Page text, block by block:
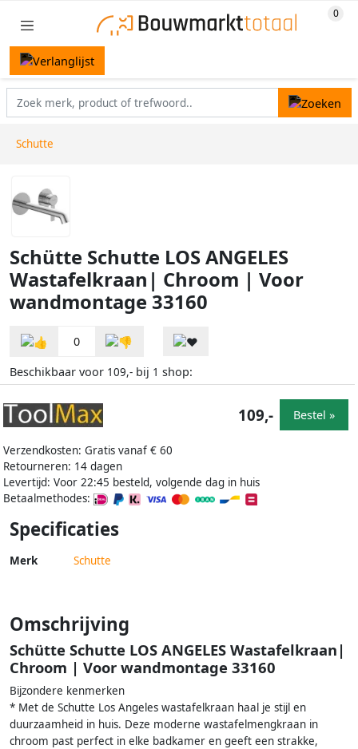
Schutte
Schütte Schutte LOS ANGELES
Wastafelkraan| Chroom | Voor
wandmontage 33160
0
Beschikbaar voor 109,- bij 1 shop:
Verzendkosten: Gratis vanaf € 60
Retourneren: 14 dagen
Levertijd: Voor 22:45 besteld, volgende dag in huis
Betaalmethodes:
109,- Bestel »
Specificaties
Merk Schutte
Omschrijving
Schütte Schutte LOS ANGELES Wastafelkraan|
Chroom | Voor wandmontage 33160
Bijzondere kenmerken
* Met de Schutte Los Angeles wastafelkraan haal je stijl en
duurzaamheid in huis. Deze moderne wastafelmengkraan in
chroom past perfect in elke badkamer en geeft een strakke,